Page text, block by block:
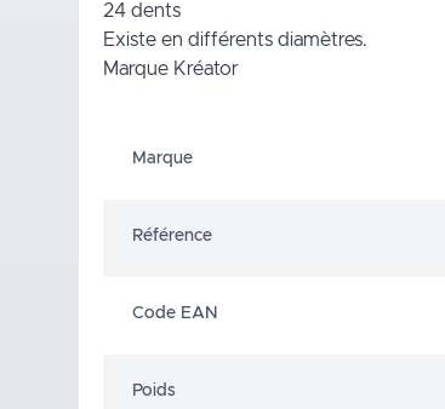
24 dents
Existe en différents diamètres.
Marque Kréator
Marque
Référence
Code EAN
Poids